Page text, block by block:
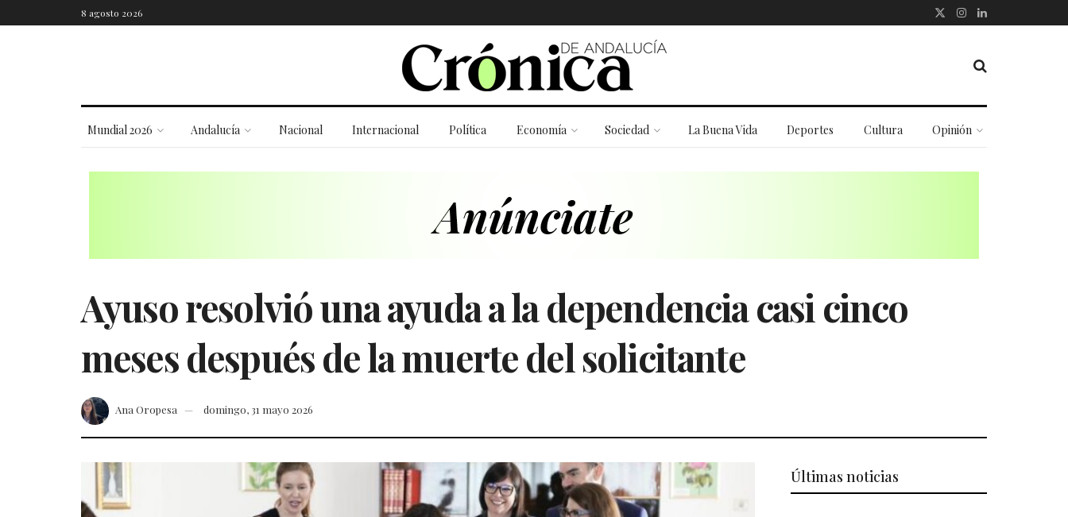
8 agosto 2026
Mundial 2026 Andalucía Nacional Internacional Política Economía Sociedad La Buena Vida Deportes Cultura Opinión
Ayuso resolvió una ayuda a la dependencia casi cinco
meses después de la muerte del solicitante
Ana Oropesa domingo, 31 mayo 2026
Últimas noticias